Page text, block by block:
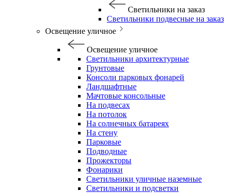
Светильники на заказ
Светильники подвесные на заказ
Освещение уличное
Освещение уличное
Светильники архитектурные
Грунтовые
Консоли парковых фонарей
Ландшафтные
Мачтовые консольные
На подвесах
На потолок
На солнечных батареях
На стену
Парковые
Подводные
Прожекторы
Фонарики
Светильники уличные наземные
Светильники и подсветки